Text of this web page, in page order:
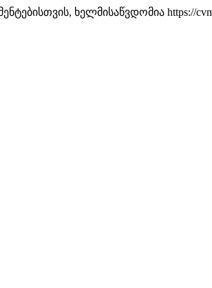
ხელმისაწვდომია https://